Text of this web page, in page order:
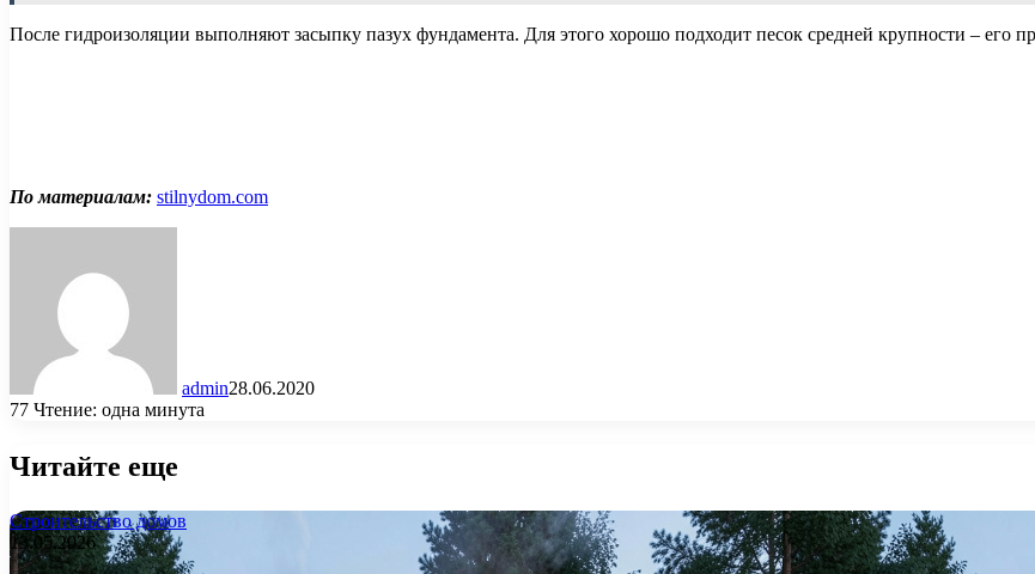
После гидроизоляции выполняют засыпку пазух фундамента. Для этого хорошо подходит песок средней крупности – его
По материалам: stilnydom.com
admin28.06.2020
77 Чтение: одна минута
Читайте еще
Строительство домов
13.05.2026